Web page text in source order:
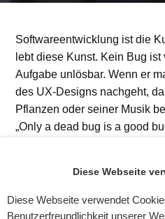
Softwareentwicklung ist die
lebt diese Kunst. Kein Bug
Aufgabe unlösbar. Wenn er
des UX-Designs nachgeht,
Pflanzen oder seiner Musik
„Only a dead bug is a good
Anas Wehbe
Diese Webseite
Diese Webseite verwendet
Benutzerfreundlichkeit unserer